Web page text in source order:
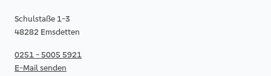
Schulstaße 1-3
48282 Emsdetten
0251 - 5005 5921
E-Mail senden